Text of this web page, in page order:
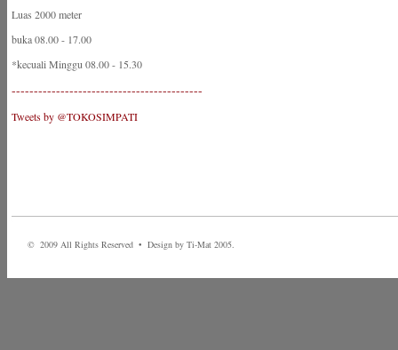
Luas 2000 meter
buka 08.00 - 17.00
*kecuali Minggu 08.00 - 15.30
-------------------------------------------
Tweets by @TOKOSIMPATI
© 2009 All Rights Reserved • Design by Ti-Mat 2005.